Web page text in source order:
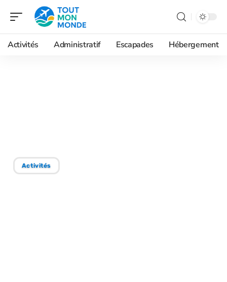
Activités Administratif Escapades Hébergement
Activités